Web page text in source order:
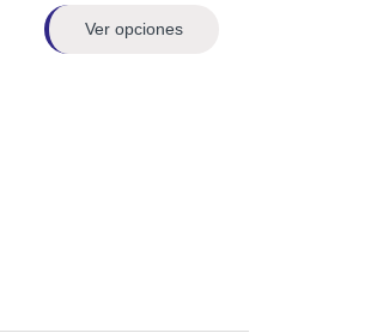
Ver opciones